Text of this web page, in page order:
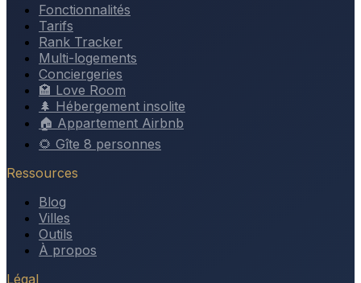
Fonctionnalités
Tarifs
Rank Tracker
Multi-logements
Conciergeries
🏩 Love Room
🌲 Hébergement insolite
🏠 Appartement Airbnb
🌻 Gîte 8 personnes
Ressources
Blog
Villes
Outils
À propos
Légal